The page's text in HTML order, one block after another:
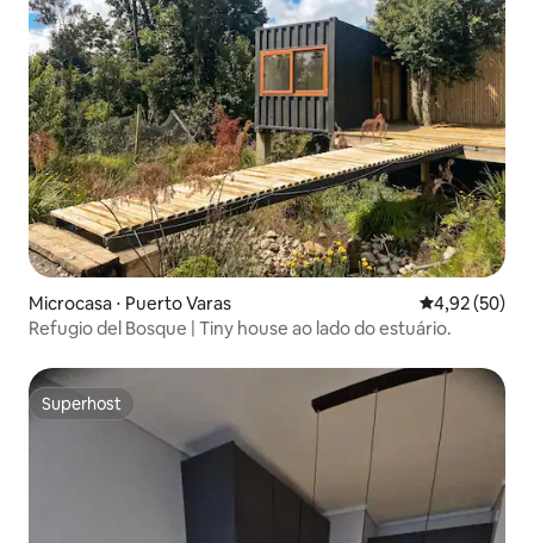
Microcasa ⋅ Puerto Varas 4,92 de uma
4,92 (50)
Refugio del Bosque | Tiny house ao lado do estuário.
Superhost
Superhost